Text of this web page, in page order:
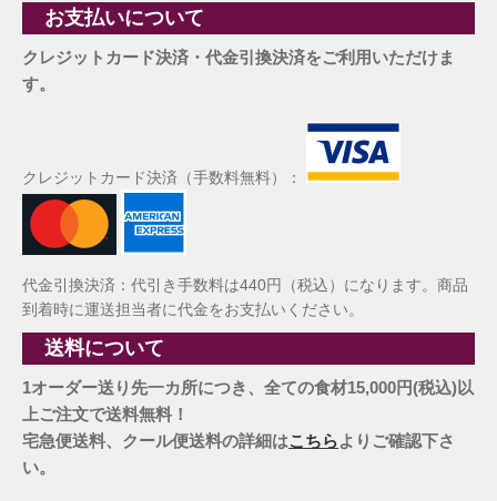
お支払いについて
クレジットカード決済・代金引換決済をご利用いただけま
す。
クレジットカード決済（手数料無料）：
代金引換決済：代引き手数料は440円（税込）になります。商品
到着時に運送担当者に代金をお支払いください。
送料について
1オーダー送り先一カ所につき、全ての食材15,000円(税込)以
上ご注文で送料無料！
宅急便送料、クール便送料の詳細はこちらよりご確認下さ
い。